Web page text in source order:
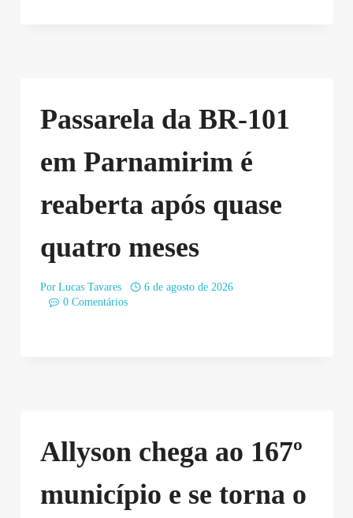
Passarela da BR-101
em Parnamirim é
reaberta após quase
quatro meses
Por Lucas Tavares
6 de agosto de 2026
0 Comentários
Allyson chega ao 167º
município e se torna o